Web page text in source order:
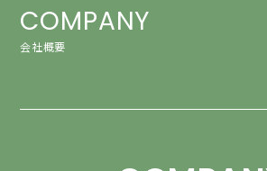
COMPANY
会社概要